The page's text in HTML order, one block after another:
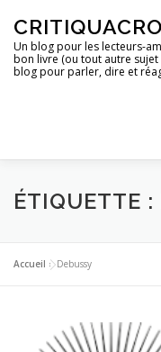
contenu
Un blog pour les lecteurs-
bon livre (ou tout autre
blog pour parler, dire et
ACCUEIL UN
DES IMAGES
DES BONS PLANS
ÉTIQUETTE :
Accueil »Debussy